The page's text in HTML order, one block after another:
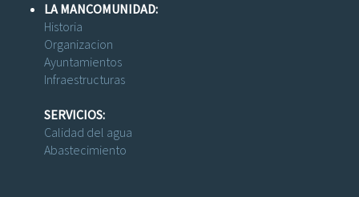
LA MANCOMUNIDAD:
Historia
Organizacion
Ayuntamientos
Infraestructuras
SERVICIOS:
Calidad del agua
Abastecimiento